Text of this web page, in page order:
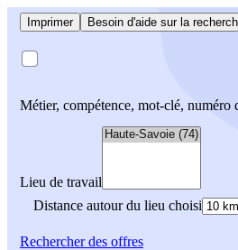
Imprimer Besoin d'aide sur la
Métier, compétence, mot-clé, numéro
Lieu de travail
Distance autour du lieu choisi
Rechercherdes offres